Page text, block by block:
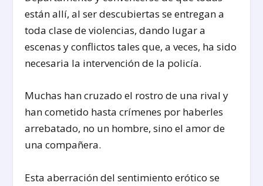
están allí, al ser descubiertas se entregan a
toda clase de violencias, dando lugar a
escenas y conflictos tales que, a veces, ha sido
necesaria la intervención de la policía.
Muchas han cruzado el rostro de una rival y
han cometido hasta crímenes por haberles
arrebatado, no un hombre, sino el amor de
una compañera.
Esta aberración del sentimiento erótico se